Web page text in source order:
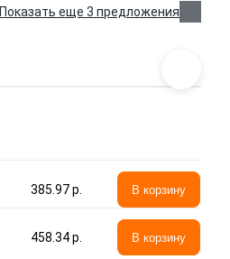
Показать еще 3 предложения
385.97 p. В корзину
458.34 p. В корзину